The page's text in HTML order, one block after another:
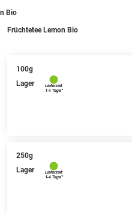
Bio
Früchtetee Lemon Bio
100g
Lager
250g
Lager